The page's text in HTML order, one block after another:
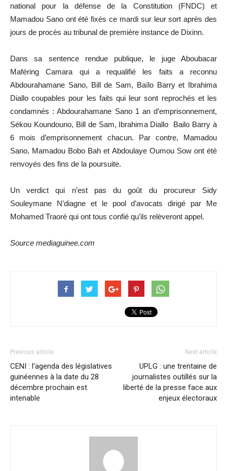
national pour la défense de la Constitution (FNDC) et
Mamadou Sano ont été fixés ce mardi sur leur sort après des
jours de procès au tribunal de première instance de Dixinn.
Dans sa sentence rendue publique, le juge Aboubacar
Maféring Camara qui a requalifié les faits a reconnu
Abdourahamane Sano, Bill de Sam, Baïlo Barry et Ibrahima
Diallo coupables pour les faits qui leur sont reprochés et les
condamnés : Abdourahamane Sano 1 an d’emprisonnement,
Sékou Koundouno, Bill de Sam, Ibrahima Diallo Bailo Barry à
6 mois d’emprisonnement chacun. Par contre, Mamadou
Sano, Mamadou Bobo Bah et Abdoulaye Oumou Sow ont été
renvoyés des fins de la poursuite.
Un verdict qui n’est pas du goût du procureur Sidy
Souleymane N’diagne et le pool d’avocats dirigé par Me
Mohamed Traoré qui ont tous confié qu’ils relèveront appel.
Source mediaguinee.com
Previous article
CENI : l’agenda des législatives
guinéennes à la date du 28
décembre prochain est
intenable
Next article
UPLG : une trentaine de
journalistes outillés sur la
liberté de la presse face aux
enjeux électoraux